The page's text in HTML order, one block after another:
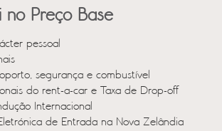
no Preço Base
pessoal
segurança e combustível
do rent-a-car e Taxa de Drop-off
Internacional
de Entrada na Nova Zelândia